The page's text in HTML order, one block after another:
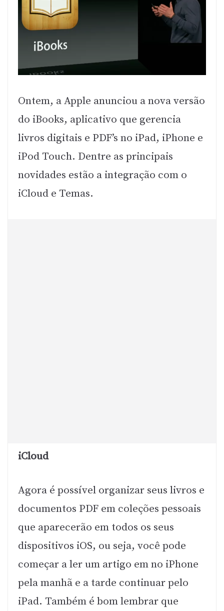
Ontem, a Apple anunciou a nova versão
do iBooks, aplicativo que gerencia
livros digitais e PDF’s no iPad, iPhone e
iPod Touch. Dentre as principais
novidades estão a integração com o
iCloud e Temas.
iCloud
Agora é possível organizar seus livros e
documentos PDF em coleções pessoais
que aparecerão em todos os seus
dispositivos iOS, ou seja, você pode
começar a ler um artigo em no iPhone
pela manhã e a tarde continuar pelo
iPad. Também é bom lembrar que